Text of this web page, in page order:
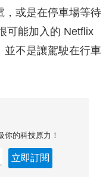
，或是在停車場等待
可能加入的 Netflix
並不是讓駕駛在行車
你的科技原力！
立即訂閱